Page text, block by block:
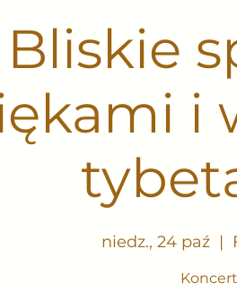
Bliskie
i
niedz., 24 paź
  |